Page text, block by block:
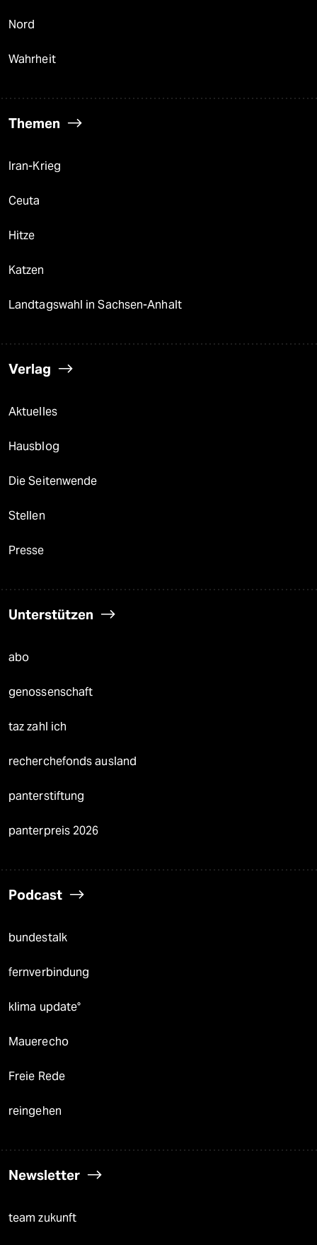
Nord
Wahrheit
Themen
Iran-Krieg
Ceuta
Hitze
Katzen
Landtagswahl in Sachsen-Anhalt
Verlag
Aktuelles
Hausblog
Die Seitenwende
Stellen
Presse
Unterstützen
abo
genossenschaft
taz zahl ich
recherchefonds ausland
panterstiftung
panterpreis 2026
Podcast
bundestalk
fernverbindung
klima update°
Mauerecho
Freie Rede
reingehen
Newsletter
team zukunft